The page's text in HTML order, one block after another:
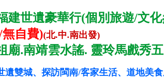
建世遺豪華行(個別旅遊/文
自費)(北.中.南出發)
廟.南靖雲水謠. 靈玲馬戲秀五
遺雙城、探訪閩南/客家生活、道地美